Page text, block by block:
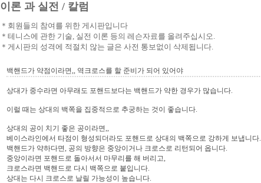
이론 과 실전 / 칼럼
＊회원들의 참여를 위한 게시판입니다
＊테니스에 관한 기술, 실전 이론 등의 레슨자료를 올려주십시오.
＊게시판의 성격에 적절치 않는 글은 사전 통보없이 삭제됩니다.
백핸드가 약점이라면,, 역크로스를 할 준비가 되어 있어야
상대가 중수라면 아무래도 포핸드보다는 백핸드가 약한 경우가 많습니다.
이럴 때는 상대의 백쪽을 집중적으로 추궁하는 것이 좋습니다.
상대의 공이 치기 좋은 공이라면,,
베이스라인에서 타점이 형성되더라도 포핸드로 상대의 백쪽으로 강하게 보냅니다.
백핸드가 약하다면, 공의 방향은 중앙이거나 크로스로 리턴되어 옵니다.
중앙이라면 포핸드로 돌아서서 마무리를 해 버리고,
크로스라면 백핸드로 다시 백쪽으로 붙입니다.
상대는 다시 크로스로 날릴 가능성이 높습니다.